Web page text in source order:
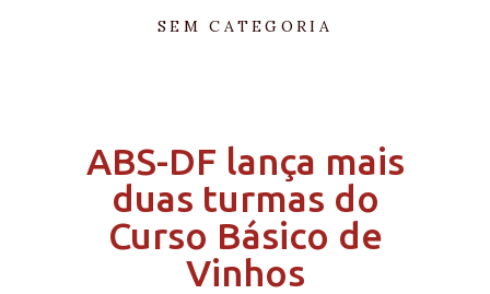
SEM CATEGORIA
ABS-DF lança mais
duas turmas do
Curso Básico de
Vinhos